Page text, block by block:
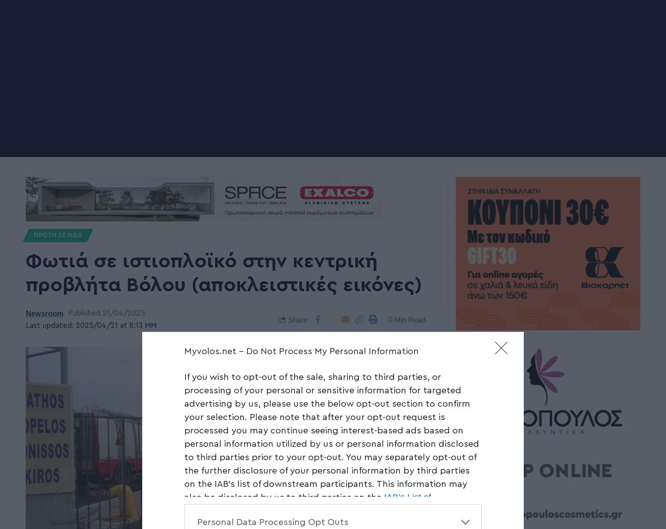
Myvolos.net - Do Not Process My Personal Information
If you wish to opt-out of the sale, sharing to third parties, or
processing of your personal or sensitive information for targeted
advertising by us, please use the below opt-out section to confirm
your selection. Please note that after your opt-out request is
processed you may continue seeing interest-based ads based on
personal information utilized by us or personal information disclosed
to third parties prior to your opt-out. You may separately opt-out of
the further disclosure of your personal information by third parties
on the IAB’s list of downstream participants. This information may
also be disclosed by us to third parties on the IAB’s List of
parties.
Personal Data Processing Opt Outs
ΠΡΩΤΗ ΣΕΛΙΔΑ
Φωτιά σε ιστιοπλοϊκό στην κεντρική
προβλήτα Βόλου (αποκλειστικές εικόνες)
Last updated: 2025/04/21 at 8:13 ΜΜ
Newsroom Published 21/04/2025
Share 0 Min Read